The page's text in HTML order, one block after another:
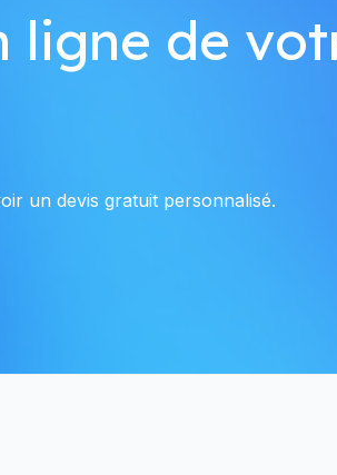
ligne de
un devis gratuit personnalisé.